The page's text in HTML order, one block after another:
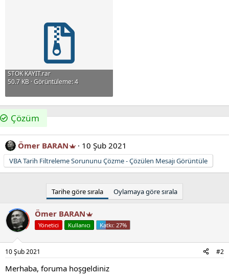
STOK KAYIT.rar
50.7 KB · Görüntüleme: 4
Çözüm
Ömer BARAN 10 Şub 2021
VBA Tarih Filtreleme Sorununu Çözme - Çözülen Mesajı Görüntüle
Tarihe göre sırala Oylamaya göre sırala
Ömer BARAN
Yönetici Kullanıcı
10 Şub 2021 #2
Merhaba, foruma hoşgeldiniz